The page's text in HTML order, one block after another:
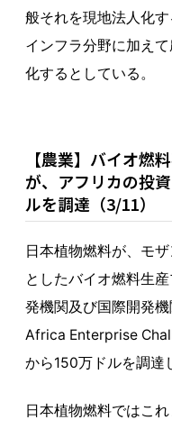
般それを現地法人化
インフラ分野に加え
化するとしている。
【農業】バイオ燃
が、アフリカの投
ルを調達（3/11）
日本植物燃料が、モ
としたバイオ燃料生
発機関及び国際開発
Africa Enterprise
から150万ドルを調達
日本植物燃料ではこ